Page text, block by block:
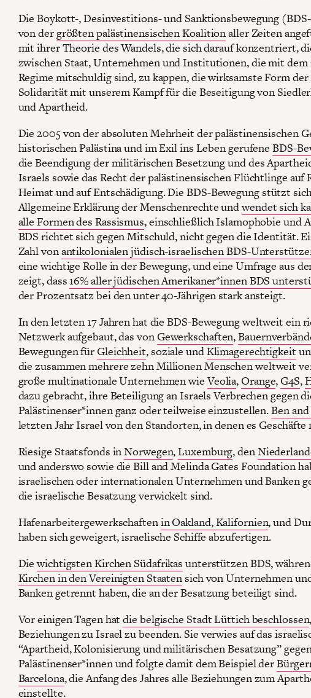
Die Boykott-, Desinvestitions- und Sanktionsbewegung
von dergrößten palästinensischen Koalitionaller Zeiten
mit ihrer Theorie des Wandels, die sich darauf konzentriert,
zwischen Staat, Unternehmen und Institutionen, die mit dem
Regime mitschuldig sind, zu kappen, die wirksamste Form
Solidarität mit unserem Kampf für die Beseitigung von
und Apartheid.
Die 2005 von der absoluten Mehrheit der palästinensischen
historischen Palästina und im Exil ins Leben gerufeneBDS-
die Beendigung der militärischen Besetzung und des
Israels sowie das Recht der palästinensischen Flüchtlinge auf
Heimat und auf Entschädigung. Die BDS-Bewegung stützt
Allgemeine Erklärung der Menschenrechte undwendet sich
alle Formen des Rassismus, einschließlich Islamophobie und
BDS richtet sich gegen Mitschuld, nicht gegen die Identität.
Zahl vonantikolonialen jüdisch-israelischen BDS-
eine wichtige Rolle in der Bewegung, und eine Umfrage aus
zeigt, dass 16% aller jüdischen Amerikaner*innen BDS
der Prozentsatz bei den unter 40-Jährigen stark ansteigt.
In den letzten 17 Jahren hat die BDS-Bewegung weltweit ein
Netzwerk aufgebaut, das von Gewerkschaften,
Bewegungen für Gleichheit, soziale undKlimagerechtigkeit
die zusammen mehrere zehn Millionen Menschen weltweit
große multinationale Unternehmen wieVeolia, Orange, G4S,
dazu gebracht, ihre Beteiligung an Israels Verbrechen gegen
Palästinenser*innen ganz oder teilweise einzustellen.Ben
letzten Jahr Israel von den Standorten, in denen es
Riesige Staatsfonds inNorwegen,Luxemburg, den
und anderswo sowie die Bill and Melinda Gates Foundation
israelischen oder internationalen Unternehmen und Banken
die israelische Besatzung verwickelt sind.
Hafenarbeitergewerkschaftenin Oakland, Kalifornien, und
haben sich geweigert, israelische Schiffe abzufertigen.
Diewichtigsten Kirchen Südafrikas unterstützen BDS,
Kirchen in den Vereinigten Staaten sich von Unternehmen
Banken getrennt haben, die an der Besatzung beteiligt sind.
Vor einigen Tagen hatdie belgische Stadt Lüttich beschlossen
Beziehungen zu Israel zu beenden. Sie verwies auf das
“Apartheid, Kolonisierung und militärischen Besatzung”
Palästinenser*innen und folgte damit dem Beispiel der
Barcelona, die Anfang des Jahres alle Beziehungen zum
einstellte.